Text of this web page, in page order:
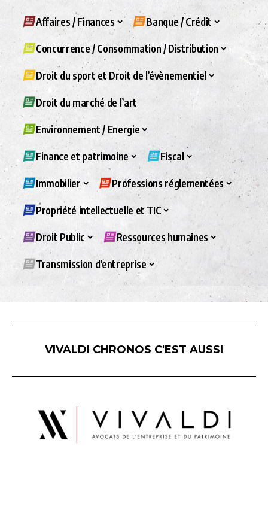
Affaires / Finances Banque / Crédit
Concurrence / Consommation / Distribution
Droit du sport et Droit de l’évènementiel
Droit du marché de l’art
Environnement / Energie
Finance et patrimoine Fiscal
Immobilier Professions réglementées
Propriété intellectuelle et TIC
Droit Public Ressources humaines
Transmission d’entreprise
VIVALDI CHRONOS C'EST AUSSI